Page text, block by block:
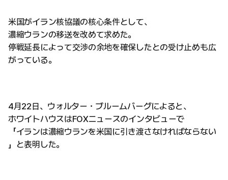
米国がイラン核協議の核心条件として、
濃縮ウランの移送を改めて求めた。
停戦延長によって交渉の余地を確保したとの受け止めも広
がっている。
4月22日、ウォルター・ブルームバーグによると、
ホワイトハウスはFOXニュースのインタビューで
「イランは濃縮ウランを米国に引き渡さなければならない
」と表明した。